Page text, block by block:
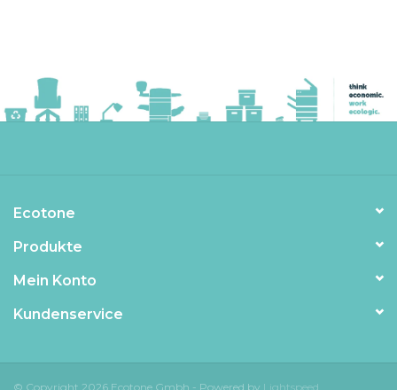
Ecotone
Produkte
Mein Konto
Kundenservice
© Copyright 2026 Ecotone Gmbh - Powered by Lightspeed